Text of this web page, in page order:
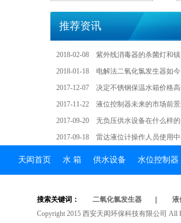
推荐资讯
2018-02-08
紫外线消毒器的杀菌灯和
2018-01-18
电解法二氧化氯发生器如
2017-12-07
决定不锈钢保温水箱价格
2017-11-22
液位控制器未来的市场前
2017-09-20
无负压供水设备在什么样
2017-09-18
雷达液位计操作人员使用
天闳首页 水箱 供水设备 水位控制器
搜索关键词： 二氧化氯发生器
液
Copyright2015西安天闳环保科技有限公司